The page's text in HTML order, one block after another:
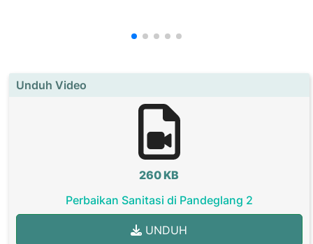
Unduh Video
260 KB
Perbaikan Sanitasi di Pandeglang 2
UNDUH